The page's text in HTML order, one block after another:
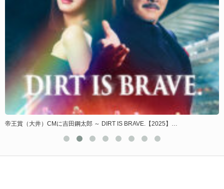
帝王賞（大井）CMに吉田鋼太郎 ～ DIRT IS BRAVE.【2025】…